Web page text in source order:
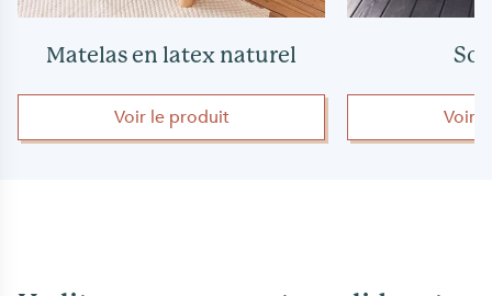
Matelas en latex naturel
Voir le produit Voir